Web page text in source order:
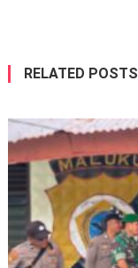
RELATED POSTS